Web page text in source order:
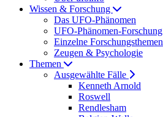
Wissen & Forschung
Das UFO-Phänomen
UFO-Phänomen-Forschung
Einzelne Forschungsthemen
Zeugen & Psychologie
Themen
Ausgewählte Fälle
Kenneth Arnold
Roswell
Rendlesham